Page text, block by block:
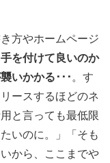
方やホームページ
を付けて良いのか
いかかる･･･。す
ースするほどのネ
と言っても最低限
いのに。」「そも
から、ここまでや